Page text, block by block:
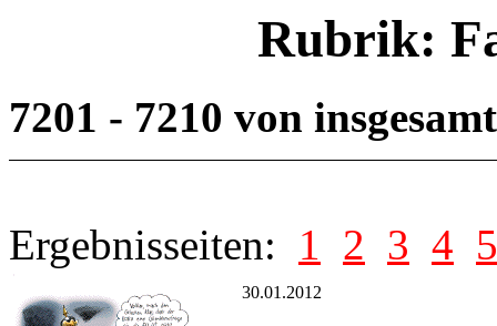
Rubrik:
7201 - 7210 von
Ergebnisseiten: 1 2 3 4 5
30.01.2012